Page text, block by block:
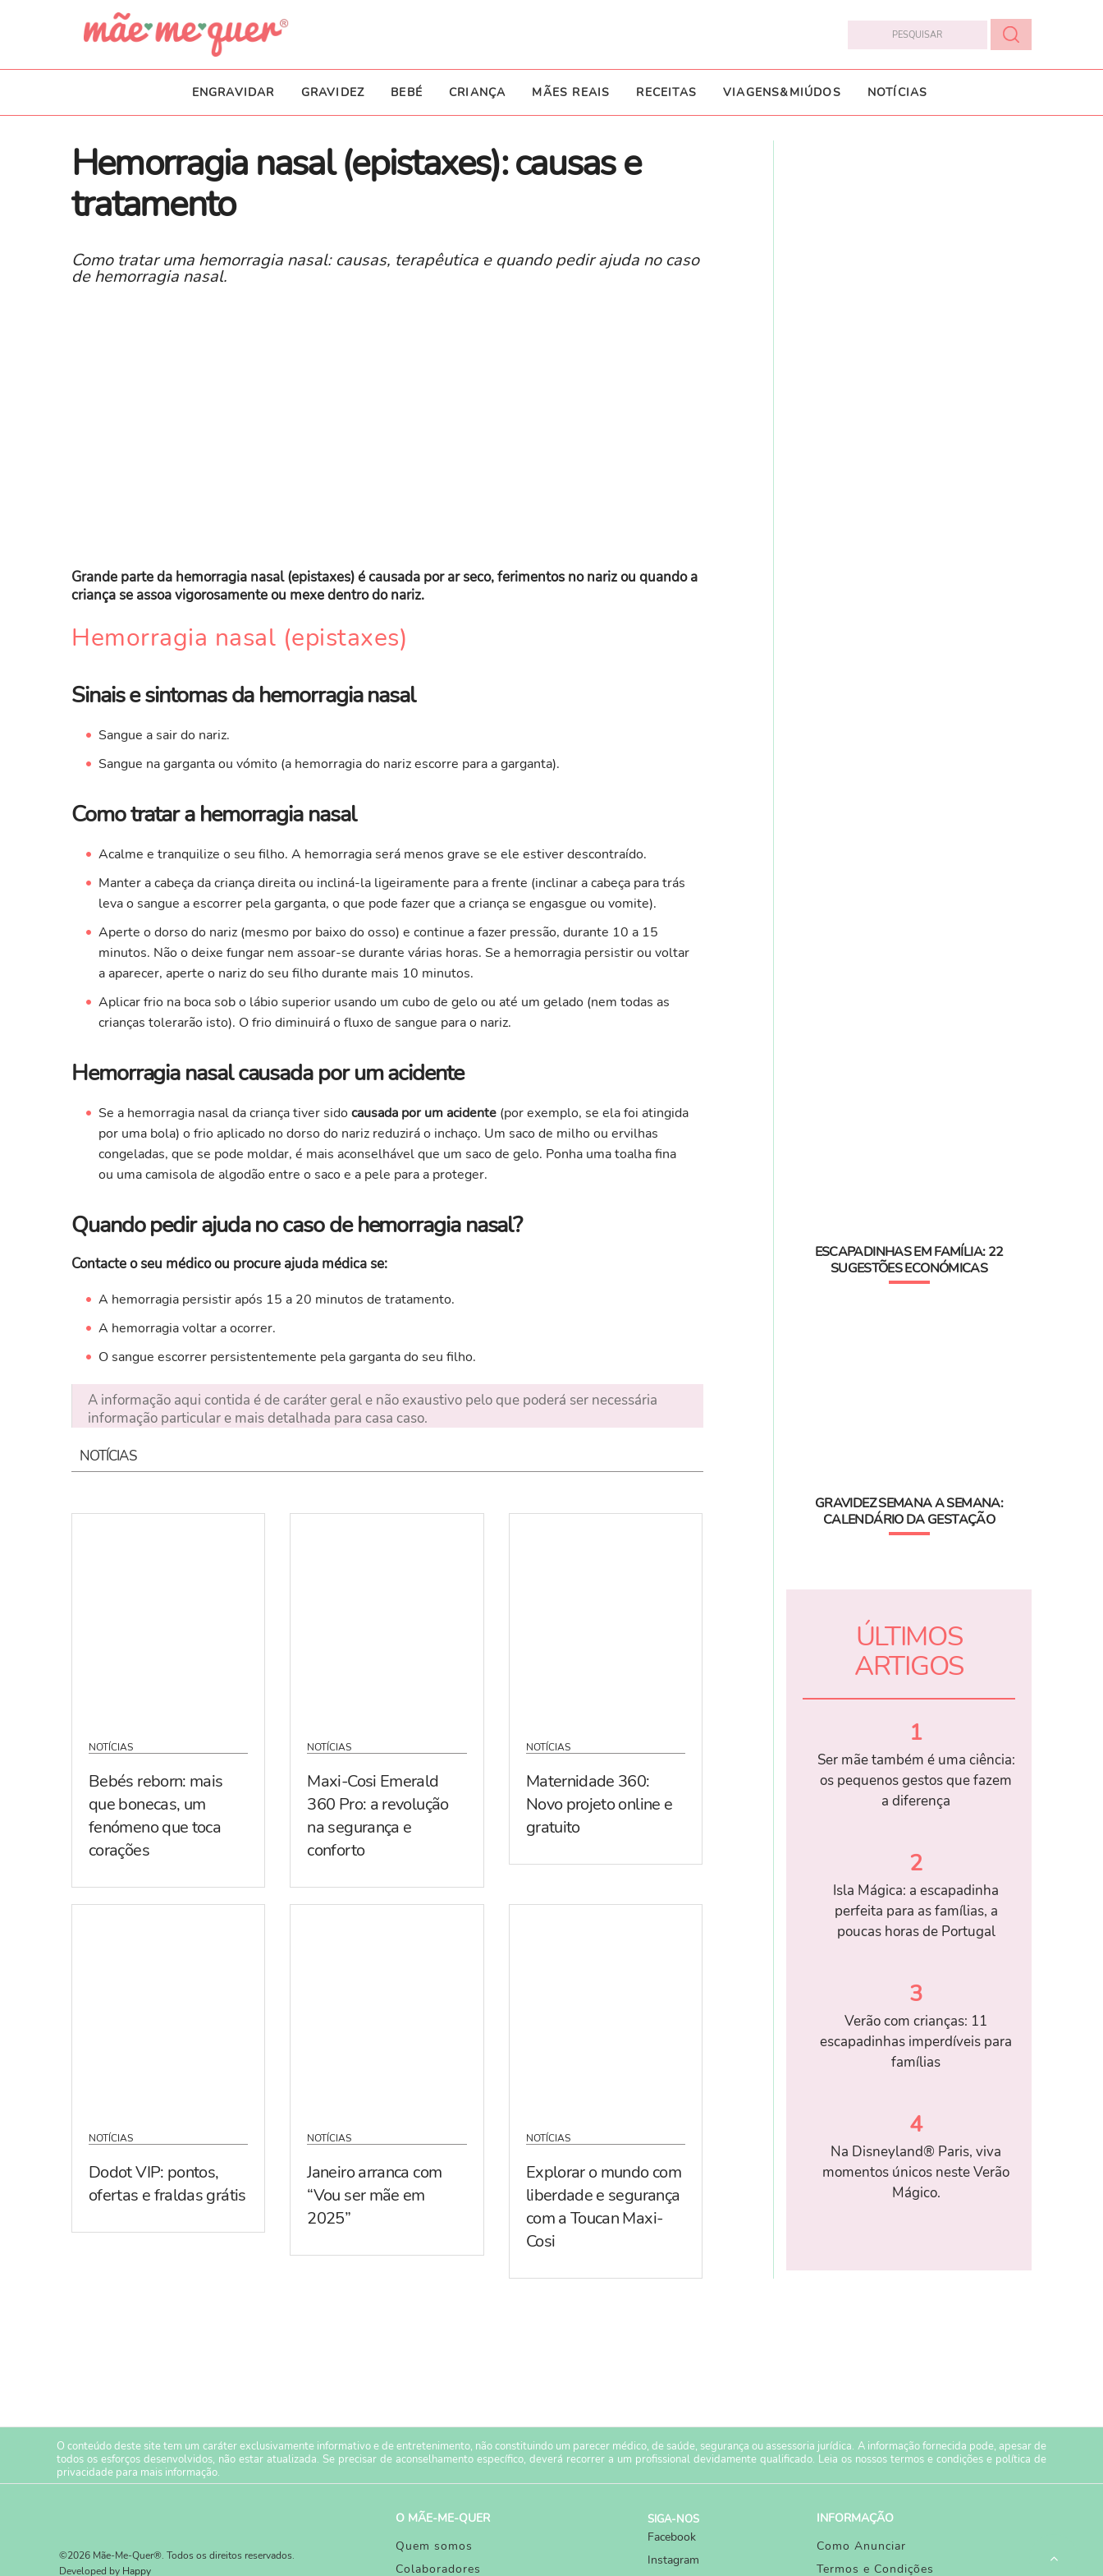
ENGRAVIDAR GRAVIDEZ BEBÉ CRIANÇA MÃES REAIS RECEITAS VIAGENS&MIÚDOS NOTÍCIAS
Hemorragia nasal (epistaxes): causas e
tratamento
Como tratar uma hemorragia nasal: causas, terapêutica e quando pedir ajuda no caso
de hemorragia nasal.
Grande parte da hemorragia nasal (epistaxes) é causada por ar seco, ferimentos no nariz ou quando a
criança se assoa vigorosamente ou mexe dentro do nariz.
​Hemorragia nasal (epistaxes)
Sinais e sintomas da hemorragia nasal
Sangue a sair do nariz.
Sangue na garganta ou vómito (a hemorragia do nariz escorre para a garganta).
Como tratar a hemorragia nasal
Acalme e tranquilize o seu filho. A hemorragia será menos grave se ele estiver descontraído.
Manter a cabeça da criança direita ou incliná-la ligeiramente para a frente (inclinar a cabeça para trás
leva o sangue a escorrer pela garganta, o que pode fazer que a criança se engasgue ou vomite).
Aperte o dorso do nariz (mesmo por baixo do osso) e continue a fazer pressão, durante 10 a 15
minutos. Não o deixe fungar nem assoar-se durante várias horas. Se a hemorragia persistir ou voltar
a aparecer, aperte o nariz do seu filho durante mais 10 minutos.
Aplicar frio na boca sob o lábio superior usando um cubo de gelo ou até um gelado (nem todas as
crianças tolerarão isto). O frio diminuirá o fluxo de sangue para o nariz.
Hemorragia nasal causada por um acidente
Se a hemorragia nasal da criança tiver sido causada por um acidente(por exemplo, se ela foi atingida
por uma bola) o frio aplicado no dorso do nariz reduzirá o inchaço. Um saco de milho ou ervilhas
congeladas, que se pode moldar, é mais aconselhável que um saco de gelo. Ponha uma toalha fina
ou uma camisola de algodão entre o saco e a pele para a proteger.
Quando pedir ajuda no caso de hemorragia nasal?
Contacte o seu médico ou procure ajuda médica se:
A hemorragia persistir após 15 a 20 minutos de tratamento.
A hemorragia voltar a ocorrer.
O sangue escorrer persistentemente pela garganta do seu filho.
A informação aqui contida é de caráter geral e não exaustivo pelo que poderá ser necessária
informação particular e mais detalhada para casa caso.
NOTÍCIAS
NOTÍCIAS
Bebés reborn: mais
que bonecas, um
fenómeno que toca
corações
NOTÍCIAS
Maxi-Cosi Emerald
360 Pro: a revolução
na segurança e
conforto
NOTÍCIAS
Maternidade 360:
Novo projeto online e
gratuito
NOTÍCIAS
Dodot VIP: pontos,
ofertas e fraldas grátis
NOTÍCIAS
Janeiro arranca com
“Vou ser mãe em
2025”
NOTÍCIAS
Explorar o mundo com
liberdade e segurança
com a Toucan Maxi-
Cosi
ESCAPADINHAS EM FAMÍLIA: 22
SUGESTÕES ECONÓMICAS
GRAVIDEZ SEMANA A SEMANA:
CALENDÁRIO DA GESTAÇÃO
ÚLTIMOS
ARTIGOS
1
Ser mãe também é uma ciência:
os pequenos gestos que fazem
a diferença
2
Isla Mágica: a escapadinha
perfeita para as famílias, a
poucas horas de Portugal
3
Verão com crianças: 11
escapadinhas imperdíveis para
famílias
4
Na Disneyland® Paris, viva
momentos únicos neste Verão
Mágico.
O conteúdo deste site tem um caráter exclusivamente informativo e de entretenimento, não constituindo um parecer médico, de saúde, segurança ou assessoria jurídica. A informação fornecida pode, apesar de
todos os esforços desenvolvidos, não estar atualizada. Se precisar de aconselhamento específico, deverá recorrer a um profissional devidamente qualificado. Leia os nossos termos e condiçõese política de
privacidade para mais informação.
©2026 Mãe-Me-Quer®. Todos os direitos reservados.
Developed by Happy
O MÃE-ME-QUER
Quem somos
Colaboradores
SIGA-NOS
Facebook
Instagram
INFORMAÇÃO
Como Anunciar
Termos e Condições